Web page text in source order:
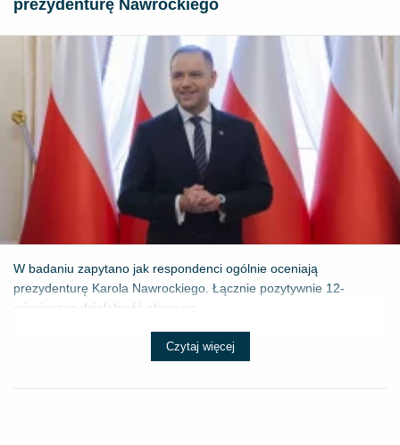
prezydenturę Nawrockiego
W badaniu zapytano jak respondenci ogólnie oceniają
prezydenturę Karola Nawrockiego. Łącznie pozytywnie 12-
miesięczną działalność głowy pa...
Czytaj więcej